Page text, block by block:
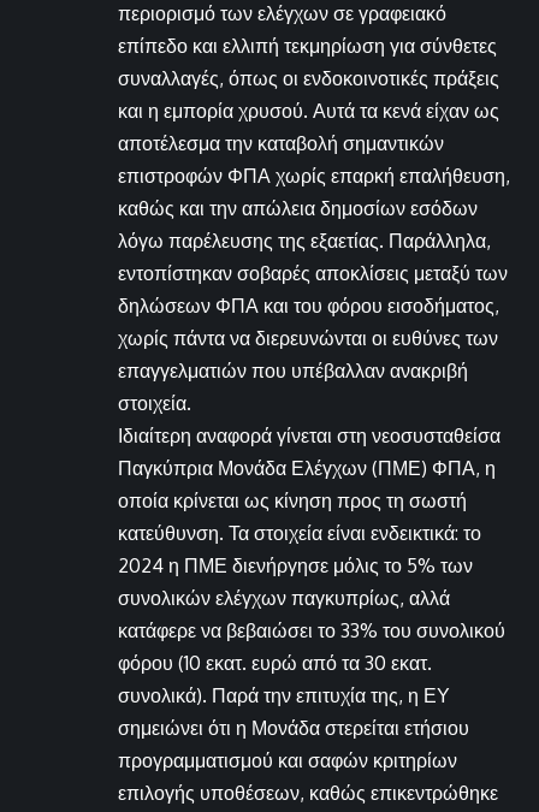
περιορισμό των ελέγχων σε γραφειακό
επίπεδο και ελλιπή τεκμηρίωση για σύνθετες
συναλλαγές, όπως οι ενδοκοινοτικές πράξεις
και η εμπορία χρυσού. Αυτά τα κενά είχαν ως
αποτέλεσμα την καταβολή σημαντικών
επιστροφών ΦΠΑ χωρίς επαρκή επαλήθευση,
καθώς και την απώλεια δημοσίων εσόδων
λόγω παρέλευσης της εξαετίας. Παράλληλα,
εντοπίστηκαν σοβαρές αποκλίσεις μεταξύ των
δηλώσεων ΦΠΑ και του φόρου εισοδήματος,
χωρίς πάντα να διερευνώνται οι ευθύνες των
επαγγελματιών που υπέβαλλαν ανακριβή
στοιχεία.
Ιδιαίτερη αναφορά γίνεται στη νεοσυσταθείσα
Παγκύπρια Μονάδα Ελέγχων (ΠΜΕ) ΦΠΑ, η
οποία κρίνεται ως κίνηση προς τη σωστή
κατεύθυνση. Τα στοιχεία είναι ενδεικτικά: το
2024 η ΠΜΕ διενήργησε μόλις το 5% των
συνολικών ελέγχων παγκυπρίως, αλλά
κατάφερε να βεβαιώσει το 33% του συνολικού
φόρου (10 εκατ. ευρώ από τα 30 εκατ.
συνολικά). Παρά την επιτυχία της, η ΕΥ
σημειώνει ότι η Μονάδα στερείται ετήσιου
προγραμματισμού και σαφών κριτηρίων
επιλογής υποθέσεων, καθώς επικεντρώθηκε